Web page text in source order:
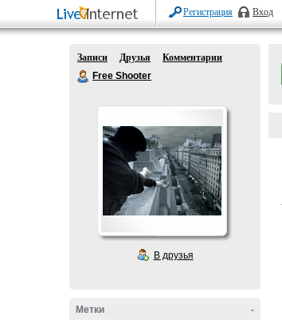
Регистрация Вход
Записи Друзья
Комментарии
Free Shooter
В друзья
-
Метки